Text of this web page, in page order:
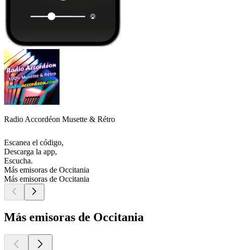
Radio Accordéon Musette & Rétro
Escanea el código,
Descarga la app,
Escucha.
Más emisoras de Occitania
Más emisoras de Occitania
Más emisoras de Occitania